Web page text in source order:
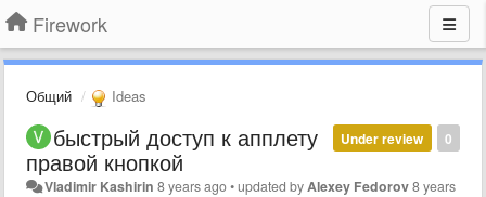
Firework
Общий Ideas
0
Under review
быстрый доступ к апплету
правой кнопкой
Vladimir Kashirin 8 years ago•updated by Alexey Fedorov8 years